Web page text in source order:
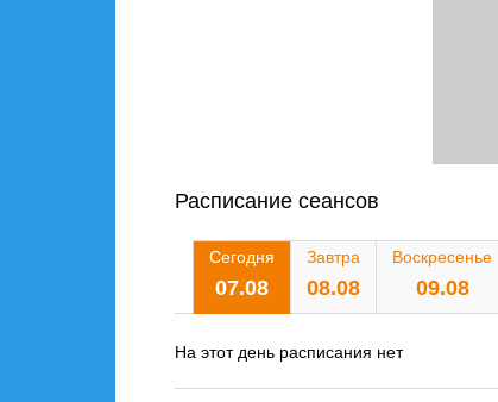
Расписание сеансов
Сегодня
07.08
Завтра
08.08
Воскресенье
09.08
На этот день расписания нет